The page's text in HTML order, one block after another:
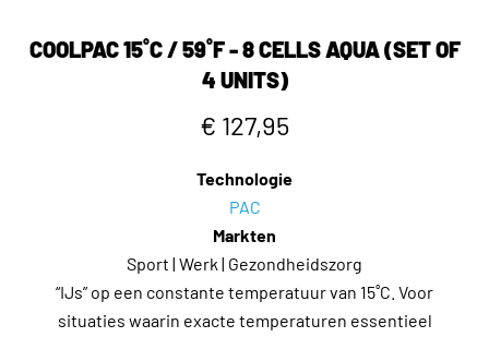
COOLPAC 15˚C / 59˚F - 8 CELLS AQUA (SET OF
4 UNITS)
€ 127,95
Technologie
PAC
Markten
Sport | Werk | Gezondheidszorg
“IJs” op een constante temperatuur van 15˚C. Voor
situaties waarin exacte temperaturen essentieel